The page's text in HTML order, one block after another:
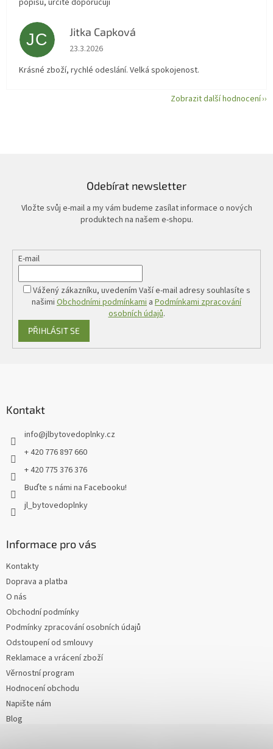
popisu, určitě doporučuji
JC Jitka Capková
Hodnocení obchodu je 5 z 5 hvězdiček.
23.3.2026
Krásné zboží, rychlé odeslání. Velká spokojenost.
Zobrazit další hodnocení
Odebírat newsletter
Vložte svůj e-mail a my vám budeme zasílat informace o nových
produktech na našem e-shopu.
E-mail
Vážený zákazníku, uvedením Vaší e-mail adresy souhlasíte s
našimi Obchodními podmínkami a Podmínkami zpracování
osobních údajů.
PŘIHLÁSIT SE
Kontakt
info@jlbytovedoplnky.cz
+ 420 776 897 660
+ 420 775 376 376
Buďte s námi na Facebooku!
jl_bytovedoplnky
Informace pro vás
Kontakty
Doprava a platba
O nás
Obchodní podmínky
Podmínky zpracování osobních údajů
Odstoupení od smlouvy
Reklamace a vrácení zboží
Věrnostní program
Hodnocení obchodu
Napište nám
Blog